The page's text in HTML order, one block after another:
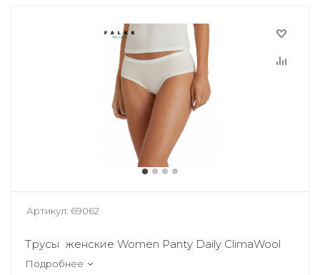
Артикул: 69062
Трусы женские Women Panty Daily ClimaWool
Подробнее